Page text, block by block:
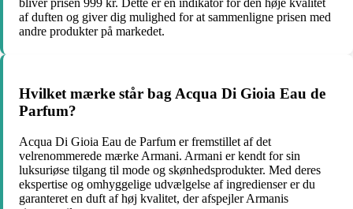
bliver prisen 999 kr. Dette er en indikator for den høje kvalitet
af duften og giver dig mulighed for at sammenligne prisen med
andre produkter på markedet.
Hvilket mærke står bag Acqua Di Gioia Eau de
Parfum?
Acqua Di Gioia Eau de Parfum er fremstillet af det
velrenommerede mærke Armani. Armani er kendt for sin
luksuriøse tilgang til mode og skønhedsprodukter. Med deres
ekspertise og omhyggelige udvælgelse af ingredienser er du
garanteret en duft af høj kvalitet, der afspejler Armanis